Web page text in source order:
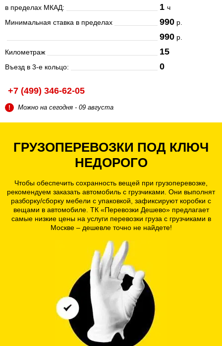
в пределах МКАД: 1ч
Минимальная ставка в пределах
990 р.
990 р.
Километраж
15
Въезд в 3-е кольцо: 0
+7 (499) 346-62-05
! Можно на сегодня - 09 августа
ГРУЗОПЕРЕВОЗКИ ПОД КЛЮЧ
НЕДОРОГО
Чтобы обеспечить сохранность вещей при грузоперевозке,
рекомендуем заказать автомобиль с грузчиками. Они выполнят
разборку/сборку мебели с упаковкой, зафиксируют коробки с
вещами в автомобиле. ТК «Перевозки Дешево» предлагает
самые низкие цены на услуги перевозки груза с грузчиками в
Москве – дешевле точно не найдете!